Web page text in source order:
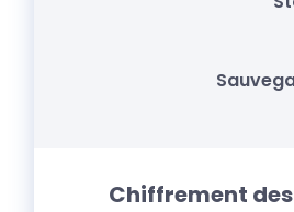
Chiffrement